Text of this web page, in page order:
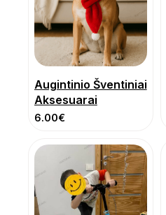
Augintinio Šventiniai
Aksesuarai
6.00€